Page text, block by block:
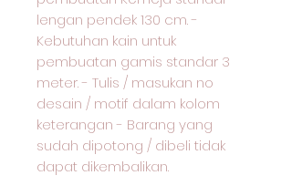
lengan pendek 130 cm. -
Kebutuhan kain untuk
pembuatan gamis standar 3
meter. - Tulis / masukan no
desain / motif dalam kolom
keterangan - Barang yang
sudah dipotong / dibeli tidak
dapat dikembalikan.